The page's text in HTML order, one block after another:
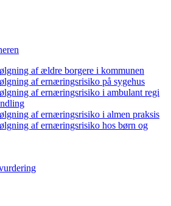
af ældre borgere i kommunen
af ernæringsrisiko på sygehus
af ernæringsrisiko i ambulant regi
af ernæringsrisiko i almen praksis
af ernæringsrisiko hos børn og